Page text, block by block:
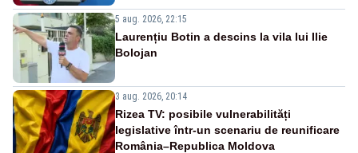
5 aug. 2026, 22:15
Laurențiu Botin a descins la vila lui Ilie
Bolojan
3 aug. 2026, 20:14
Rizea TV: posibile vulnerabilități
legislative într-un scenariu de reunificare
România–Republica Moldova